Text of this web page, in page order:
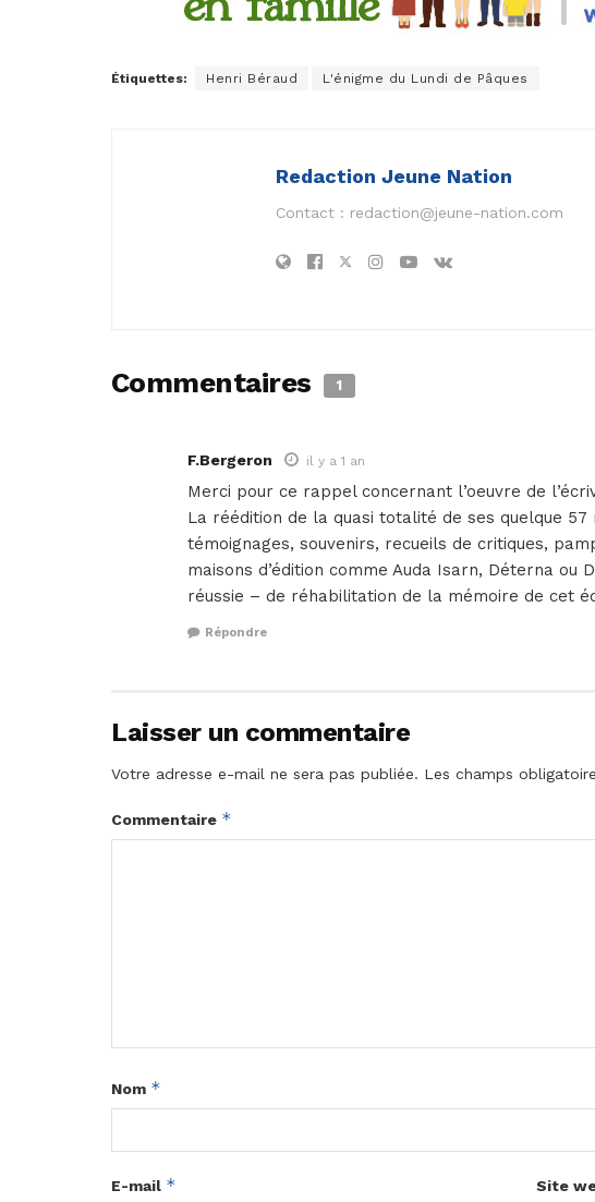
Étiquettes: Henri Béraud L'énigme du Lundi de Pâques
Redaction Jeune Nation
Contact : redaction@jeune-nation.com
Commentaires 1
F.Bergeron il y a 1 an
Merci pour ce rappel concernant l’oeuvre de
La réédition de la quasi totalité de ses quelque
témoignages, souvenirs, recueils de critiques,
maisons d’édition comme Auda Isarn, Déterna ou
réussie – de réhabilitation de la mémoire de cet
Répondre
Laisser un commentaire
Votre adresse e-mail ne sera pas publiée. Les champs
Commentaire *
Nom *
E-mail * Site